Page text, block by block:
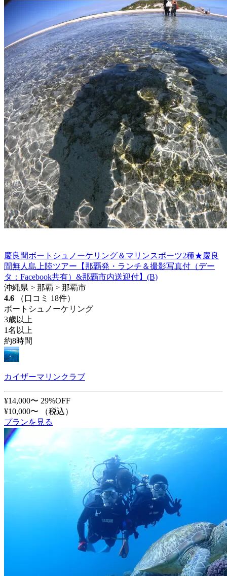
慶良間ボートシュノーケリング＆マリンスポーツ2種★慶良
間無人島上陸ツアー【那覇発・ランチ＆撮影写真付（デー
タ：Facebook共有）&那覇市内送迎付】(B)
沖縄県 > 那覇 > 那覇市
4.6
（口コミ 18件）
ボートシュノーケリング
3歳以上
1名以上
約8時間
カイザーマリンクラブ
¥14,000〜 29%OFF
¥10,000〜
（税込）
プランを見る